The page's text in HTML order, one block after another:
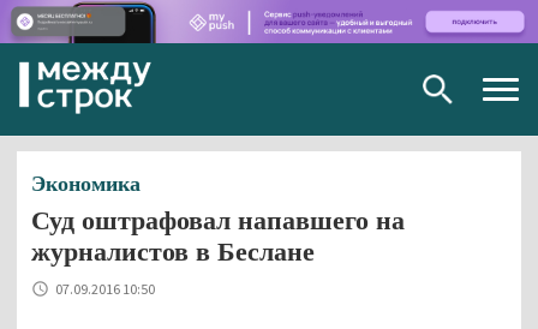
Экономика
Суд оштрафовал напавшего на
журналистов в Беслане
07.09.2016 10:50